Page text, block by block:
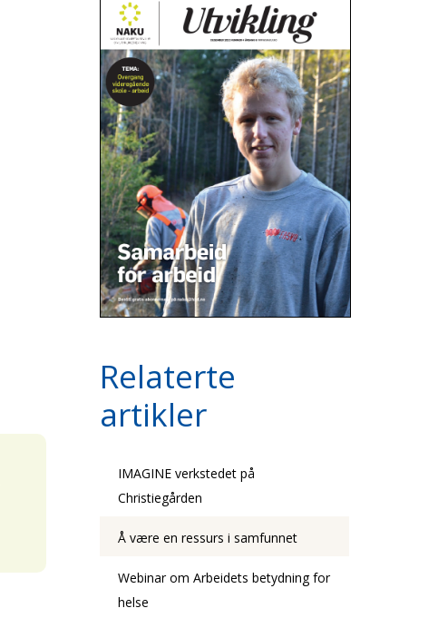
Relaterte
artikler
IMAGINE verkstedet på
Christiegården
Å være en ressurs i samfunnet
Webinar om Arbeidets betydning for
helse